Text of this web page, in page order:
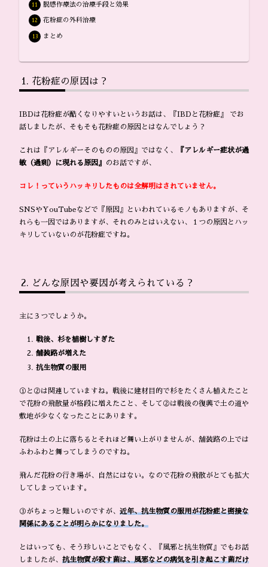
脱感作療法の治療手段と効果
花粉症の外科治療
まとめ
花粉症の原因は？
IBDは花粉症が酷くなりやすいというお話は、『IBDと花粉症』 でお
話しましたが、そもそも花粉症の原因とはなんでしょう？
これは『アレルギーそのものの原因』ではなく、
『アレルギー症状が過
敏（過剰）に現れる原因』
のお話ですが、
コレ！っていうハッキリしたものは全解明はされていません。
SNSやYouTubeなどで『原因』といわれているモノもありますが、そ
れらも一因ではありますが、それのみとはいえない、１つの原因とハッ
キリしていないのが花粉症ですね。
どんな原因や要因が考えられている？
主に３つでしょうか。
戦後、杉を植樹しすぎた
舗装路が増えた
抗生物質の服用
①と②は関連していますね。戦後に建材目的で杉をたくさん植えたこと
で花粉の飛散量が格段に増えたこと、そして②は戦後の復興で土の道や
敷地が少なくなったことにあります。
花粉は土の上に落ちるとそれほど舞い上がりませんが、舗装路の上では
ふわふわと舞ってしまうのですね。
飛んだ花粉の行き場が、自然にはない。なので花粉の飛散がとても拡大
してしまっています。
③がちょっと難しいのですが、 近年、抗生物質の服用が花粉症と密接な
関係にあることが明らかになりました。
とはいっても、そう珍しいことでもなく、『風邪と抗生物質』でもお話
しましたが、 抗生物質が殺す菌は、風邪などの病気を引き起こす菌だけ